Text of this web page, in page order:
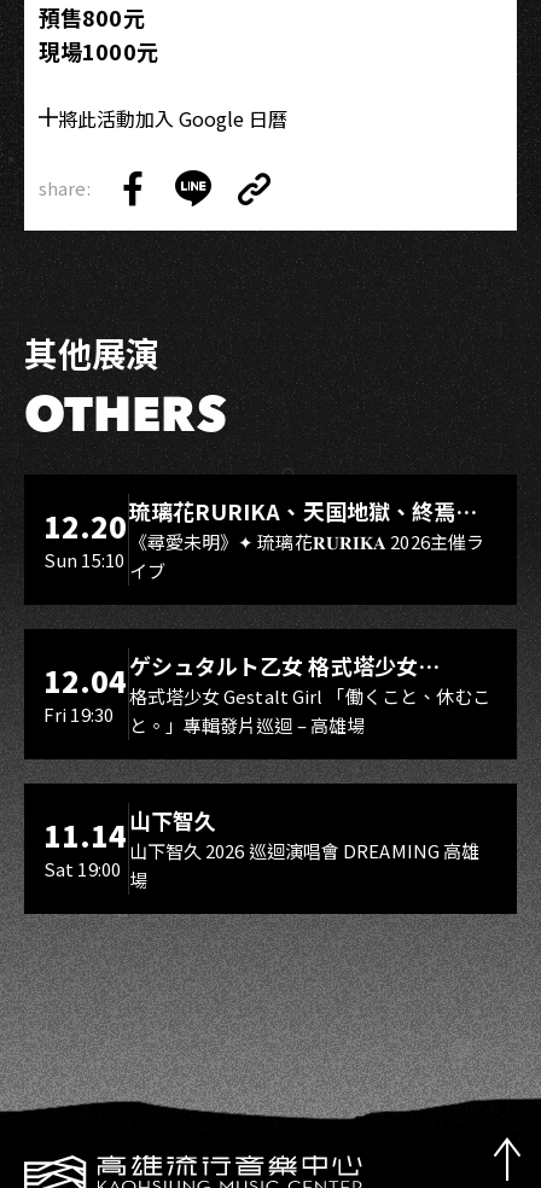
預售800元
現場1000元
將此活動加入 Google 日曆
share:
on
Facebook
on
LINE
Link
Copy
Link
其他展演
OTHERS
LIVE WAREHOUSE 小庫
12.20
Sun 15:10
琉璃花RURIKA、天国地獄、終焉
Rebirth、DUALIA、無我夢中、花奏
スマイル（O.A.）
《尋愛未明》✦ 琉璃花𝐑𝐔𝐑𝐈𝐊𝐀 2026主催ラ
イブ
LIVE WAREHOUSE 小庫
12.04
Fri 19:30
ゲシュタルト乙女 格式塔少女
Gestalt Girl
格式塔少女 Gestalt Girl 「働くこと、休むこ
と。」專輯發片巡迴 – 高雄場
11.14
Sat 19:00
山下智久
山下智久 2026 巡迴演唱會 DREAMING 高雄
場